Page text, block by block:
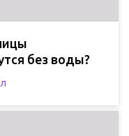
без воды?